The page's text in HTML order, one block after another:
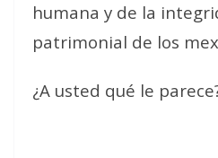
humana y de la
patrimonial de los
¿A usted qué le